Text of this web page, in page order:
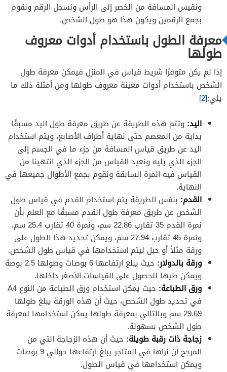
ونقيس المسافة من الخصر إلى الرأس ونسجل الرقم ونقوم
بجمع الرقمين ويكون هذا هو طول الشخص.
معرفة الطول باستخدام أدوات معروف
طولها
إذا لم يكن متوفرًا شريط قياس في المنزل فيمكن معرفة طول
الشخص باستخدام أدوات معينة معروف طولها ومن أمثلة ذلك ما
يلي:[2]
اليد: وتتم هذه الطريقة عن طريق معرفة طول اليد مسبقًا
بداية من المعصم حتى نهاية أطراف الأصابع، ويتم استخدام
اليد عن طريق قياس المسافة من جزء ما في الجسم إلى
الجزء الذي يليه ونعيد القياس من الجزء الذي انتهينا من
القياس فيه المرة السابقة ونقوم بجمع الأطوال جميعها في
النهاية.
القدم: بنفس الطريقة يتم استخدام القدم في قياس طول
الشخص عن طريق معرفة طول القدم مسبقًا مع العلم بأن
نمرة القدم 35 تقارب 22.86 سم، ونمرة 40 تقارب 25.4 سم،
ونمرة 45 تقارب 27.94 سم، ويمكن تحديد هذا الطول على
ورقة مثلاً أو حبل ليتم استخدامها في قياس طول الشخص.
ورقة بالدولار:
حيث يبلغ ارتفاعها 6 بوصات وطولها 2.5 بوصة
ويمكن طيها للحصول على القياسات الأصغر داخلها.
ورق الطباعة:
حيث يمكن استخدام ورق الطباعة من النوع A4
في تحديد طول الشخص، حيث أن هذه الورقة يبلغ طولها
29.69 سم وبالتالي بمعرفة طولها يمكن استخدامها لمعرفة
طول الشخص بسهولة.
زجاجة ذات رقبة طويلة: حيث أن هذه الزجاجة التي من
المرجح أن نراها في المتاجر يبلغ ارتفاعها حوالي 9 بوصات
ويمكن استخدامها في قياس الطول.